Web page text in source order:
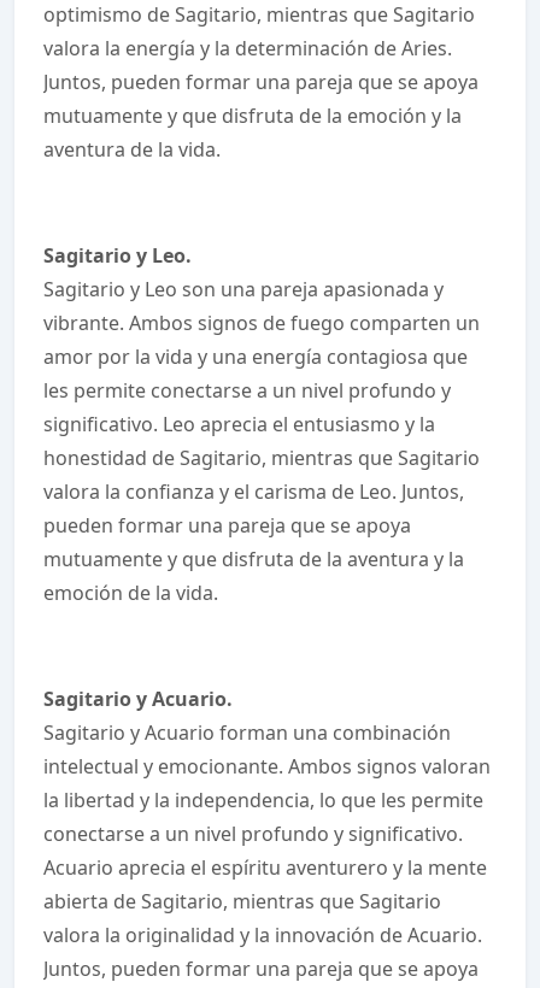
optimismo de Sagitario, mientras que Sagitario
valora la energía y la determinación de Aries.
Juntos, pueden formar una pareja que se apoya
mutuamente y que disfruta de la emoción y la
aventura de la vida.
Sagitario y Leo.
Sagitario y Leo son una pareja apasionada y
vibrante. Ambos signos de fuego comparten un
amor por la vida y una energía contagiosa que
les permite conectarse a un nivel profundo y
significativo. Leo aprecia el entusiasmo y la
honestidad de Sagitario, mientras que Sagitario
valora la confianza y el carisma de Leo. Juntos,
pueden formar una pareja que se apoya
mutuamente y que disfruta de la aventura y la
emoción de la vida.
Sagitario y Acuario.
Sagitario y Acuario forman una combinación
intelectual y emocionante. Ambos signos valoran
la libertad y la independencia, lo que les permite
conectarse a un nivel profundo y significativo.
Acuario aprecia el espíritu aventurero y la mente
abierta de Sagitario, mientras que Sagitario
valora la originalidad y la innovación de Acuario.
Juntos, pueden formar una pareja que se apoya